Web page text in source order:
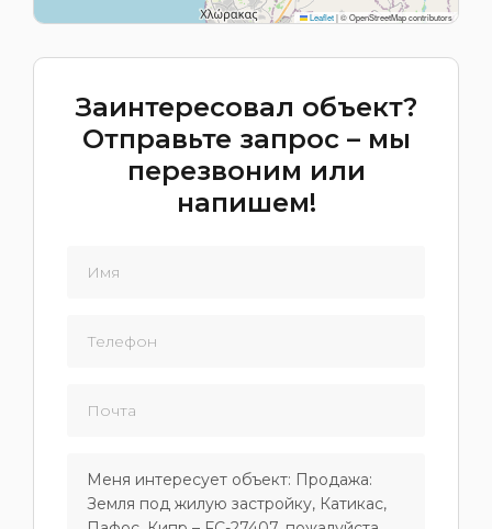
Leaflet|© OpenStreetMap contributors
Заинтересовал объект?
Отправьте запрос – мы
перезвоним или
напишем!